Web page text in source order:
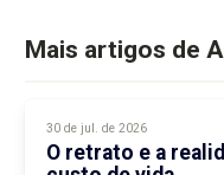
Mais artigos de
30 de jul. de 2026
O retrato e a